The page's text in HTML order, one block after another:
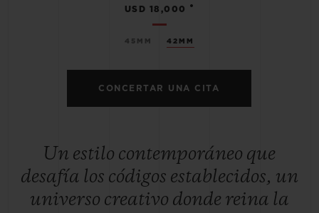
45MM 42MM
USD 18,000 •
CONCERTAR UNA CITA
Un estilo contemporáneo que
desafía los códigos establecidos, un
universo creativo donde reina la